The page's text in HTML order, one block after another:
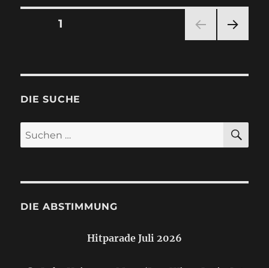
Seitennummerierung
Beiträge
1
E
DIE SUCHE
Suchen
nach:
DIE ABSTIMMUNG
Hitparade Juli 2026